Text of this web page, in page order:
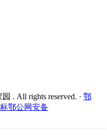
. All rights reserved. · 鄂
鄂公网安备